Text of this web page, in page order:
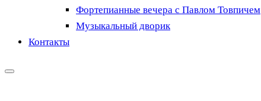
Фортепианные вечера с Павлом Товпичем
Музыкальный дворик
Контакты